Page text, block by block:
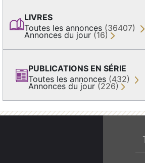
LIVRES
Toutes les annonces (36407)
Annonces du jour (16)
PUBLICATIONS EN SÉRIE
Toutes les annonces (432)
Annonces du jour (226)